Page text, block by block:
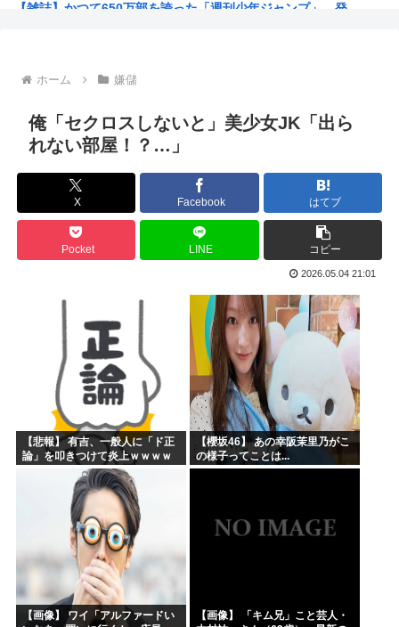
【雑誌】かつて650万部を誇った「週刊少年ジャンプ」、発...
海外「全部日本の真似だったのか…」 日本の普通のテレビ番...
海外「まるでトランプ」FIFAがW杯開催都市と結んだ約束...
7時間かけて描いたHな糸会がこちら
海外「その通り！」日本人ならどこでも発展させると語る世界...
【1966年】 母の日に9歳の息子が帰らなかった——容疑...
日本人「うちの犬、たまたまついてきた八百屋で一目惚れした...
海外「まるでトランプ」FIFAがW杯開催都市と結んだ約束...
海外「全部日本の真似だったのか…」 日本の普通のテレビ番...
お絵描きリレーってなんぞや
【海外の反応】 なぜイチローはあんなに敬遠四球が多かった...
平野綾とかいう女声優についてお前らが知ってることwww
みいちゃんと山田さんの漫画の作者なんでこんなに嫌われてる...
ホーム 嫌儲
俺「セクロスしないと」美少女JK「出ら
れない部屋！？…」
X Facebook はてブ
Pocket LINE コピー
2026.05.04 21:01
【悲報】 有吉、一般人に「ド正
論」を叩きつけて炎上ｗｗｗｗ
【櫻坂46】 あの幸阪茉里乃がこ
の様子ってことは...
【画像】 ワイ「アルファードい
【画像】 「キム兄」こと芸人・